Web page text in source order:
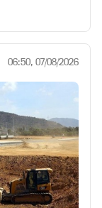
06:50, 07/08/2026